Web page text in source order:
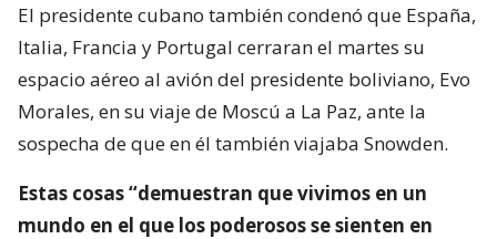
El presidente cubano también condenó que España,
Italia, Francia y Portugal cerraran el martes su
espacio aéreo al avión del presidente boliviano, Evo
Morales, en su viaje de Moscú a La Paz, ante la
sospecha de que en él también viajaba Snowden.
Estas cosas “demuestran que vivimos en un
mundo en el que los poderosos se sienten en